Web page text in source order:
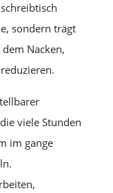
sondern trägt
Nacken,
viele Stunden
im gange